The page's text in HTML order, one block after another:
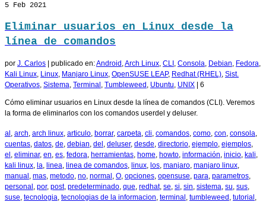
5 Feb 2021
Eliminar usuarios en Linux desde la
línea de comandos
por J. Carlos | publicado en:Android Arch Linux CLI Consola Debian Fedora
Kali Linux Linux Manjaro Linux OpenSUSE LEAP, Redhat (RHEL) Sist.
Operativos Sistema Terminal Tumbleweed Ubuntu UNIX | 6
Cómo eliminar usuarios en Linux desde la línea de comandos (CLI). Veremos
la forma de eliminarlos con los comandos userdel y deluser.
al arch arch linux articulo borrar, carpeta cli comandos como con consola
cuentas datos de debian del deluser, desde directorio ejemplo ejemplos
el eliminar, en es fedora herramientas home howto información inicio kali
kali linux la linea linea de comandos linux los manjaro manjaro linux
manual mas metodo no normal O opciones opensuse para parametros
personal por, post, predeterminado que redhat, se si sin sistema su sus
suse tecnologia tecnologias de la informacion terminal tumbleweed tutorial